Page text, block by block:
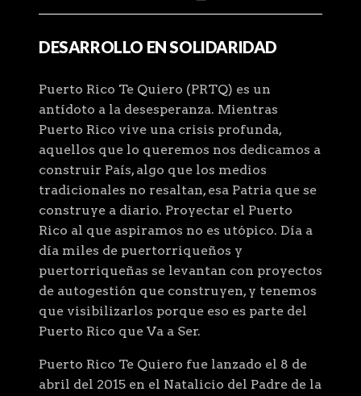
DESARROLLO EN SOLIDARIDAD
Puerto Rico Te Quiero (PRTQ) es un
antídoto a la desesperanza. Mientras
Puerto Rico vive una crisis profunda,
aquellos que lo queremos nos dedicamos a
construir País, algo que los medios
tradicionales no resaltan, esa Patria que se
construye a diario. Proyectar el Puerto
Rico al que aspiramos no es utópico. Día a
día miles de puertorriqueños y
puertorriqueñas se levantan con proyectos
de autogestión que construyen, y tenemos
que visibilizarlos porque eso es parte del
Puerto Rico que Va a Ser.
Puerto Rico Te Quiero fue lanzado el 8 de
abril del 2015 en el Natalicio del Padre de la